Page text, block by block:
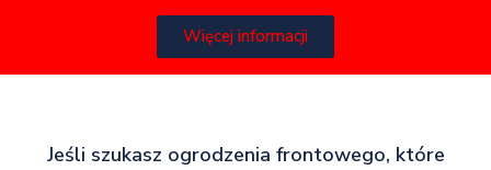
Więcej informacji
Jeśli szukasz ogrodzenia frontowego, które